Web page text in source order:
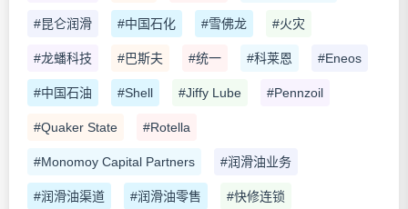
#昆仑润滑 #中国石化 #雪佛龙 #火灾
#龙蟠科技 #巴斯夫 #统一 #科莱恩 #Eneos
#中国石油 #Shell #Jiffy Lube #Pennzoil
#Quaker State #Rotella
#Monomoy Capital Partners #润滑油业务
#润滑油渠道 #润滑油零售 #快修连锁